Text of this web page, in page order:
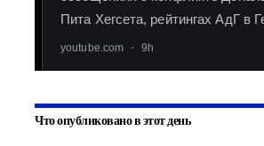
Что опубликовано в этот день